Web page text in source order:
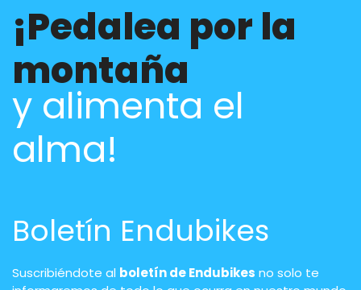
¡Pedalea por la
montaña
y alimenta el
alma!
Boletín Endubikes
Suscribiéndote al boletín de Endubikes no solo te